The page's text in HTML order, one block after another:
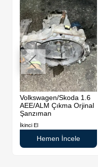
Volkswagen/Skoda 1.6
AEE/ALM Çıkma Orjinal
Şanzıman
İkinci El
Hemen İncele